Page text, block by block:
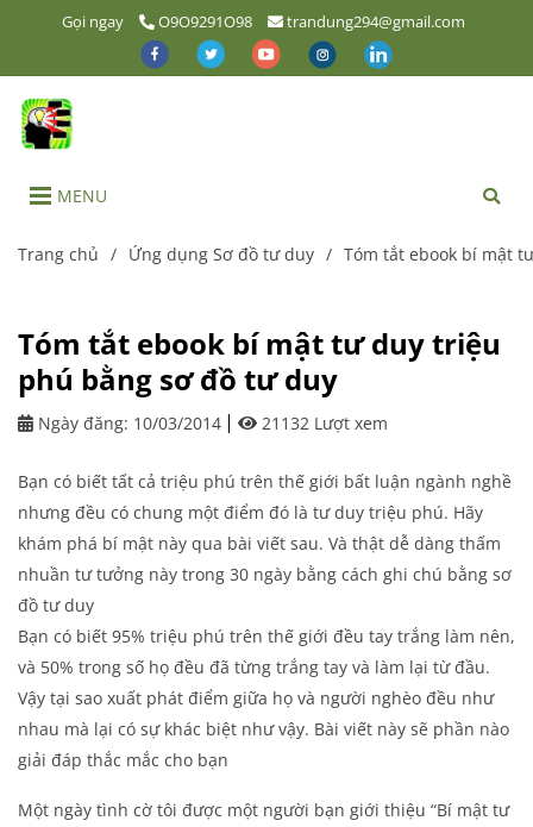
Gọi ngay O9O9291O98 trandung294@gmail.com
MENU
Trang chủ / Ứng dụng Sơ đồ tư duy / Tóm tắt ebook bí mật
Tóm tắt ebook bí mật tư duy triệu
phú bằng sơ đồ tư duy
Ngày đăng: 10/03/2014 21132 Lượt xem
Bạn có biết tất cả triệu phú trên thế giới bất luận ngành nghề
nhưng đều có chung một điểm đó là tư duy triệu phú. Hãy
khám phá bí mật này qua bài viết sau. Và thật dễ dàng thấm
nhuần tư tưởng này trong 30 ngày bằng cách ghi chú bằng sơ
đồ tư duy
Bạn có biết 95% triệu phú trên thế giới đều tay trắng làm nên,
và 50% trong số họ đều đã từng trắng tay và làm lại từ đầu.
Vậy tại sao xuất phát điểm giữa họ và người nghèo đều như
nhau mà lại có sự khác biệt như vậy. Bài viết này sẽ phần nào
giải đáp thắc mắc cho bạn
Một ngày tình cờ tôi được một người bạn giới thiệu “Bí mật tư